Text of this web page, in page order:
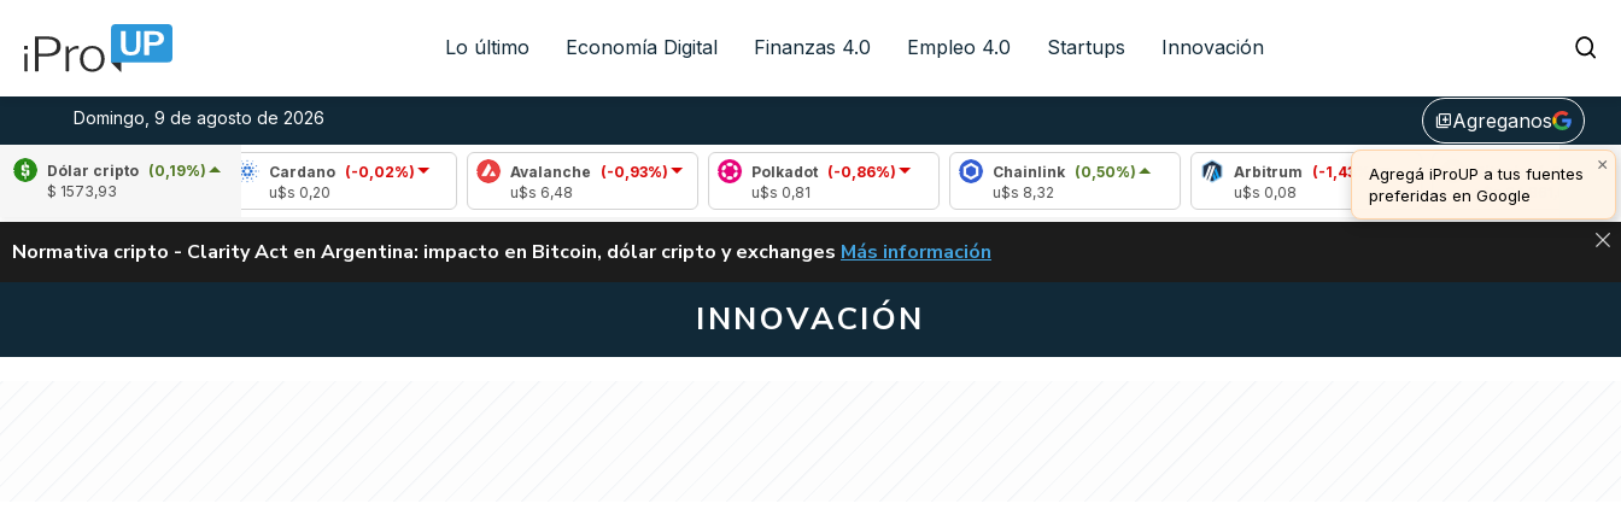
Lo último Economía Digital Finanzas 4.0 Empleo 4.0 Startups Innovación
Domingo, 9 de agosto de 2026 library_addAgreganos
×
Agregá iProUP a tus fuentes
preferidas en Google
Dólar cripto (0,19%)
$ 1573,93
(0,01%)
Cardano
(-0,02%)
Avalanche (-0,93%)
Polkadot
(-0,86%)
Chainlink
(0,50%)
Arbitrum
(-1,43%)
Bitcoin
(-0,10%)
u$s 64.861,00
Normativa cripto - Clarity Act en Argentina: impacto en Bitcoin, dólar cripto y exchanges CLARITY ACT EN ARGENTINA: IMPACTO EN BITCOIN, DÓLAR CRIPTO Y EXCHANGES
Más información
INNOVACIÓN